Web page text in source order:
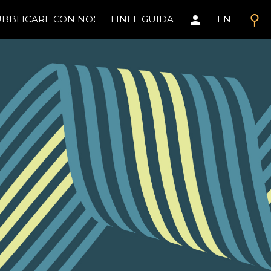
search
CON NOI LINEE GUIDA person EN